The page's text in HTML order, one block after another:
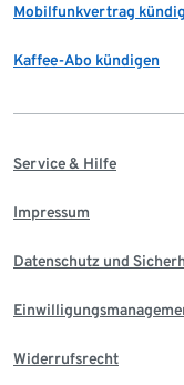
Mobilfunkvertrag
Kaffee-Abo kündigen
Service & Hilfe
Impressum
Datenschutz und
Widerrufsrecht